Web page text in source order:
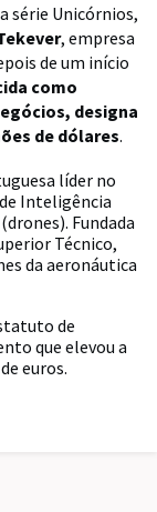
série Unicórnios,
, empresa
de um início
como
designa
de dólares.
líder no
Inteligência
Fundada
Técnico,
da aeronáutica
de
que elevou a
euros.